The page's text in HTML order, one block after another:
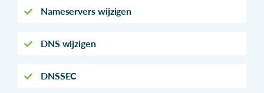
Nameservers wijzigen
DNS wijzigen
DNSSEC